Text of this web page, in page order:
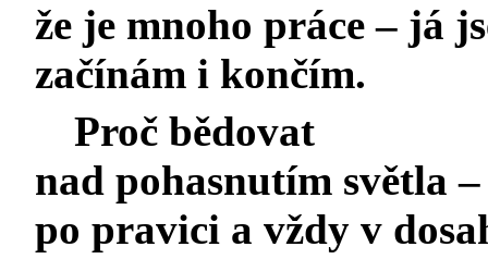
že je mnoho práce – já
začínám i končím.
Proč bědovat
nad pohasnutím světla
po pravici a vždy v